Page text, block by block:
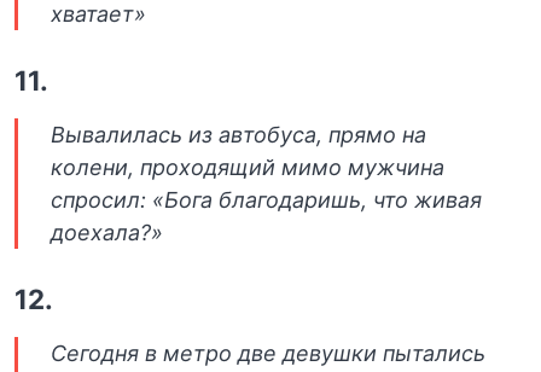
хватает»
11.
Вывалилась из автобуса, прямо на
колени, проходящий мимо мужчина
спросил: «Бога благодаришь, что живая
доехала?»
12.
Сегодня в метро две девушки пытались